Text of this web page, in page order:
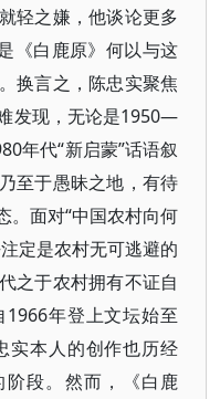
轻之嫌，他谈论更多
《白鹿原》何以与这
换言之，陈忠实聚焦
发现，无论是1950—
年代“新启蒙”话语叙
至于愚昧之地，有待
。面对“中国农村向何
定是农村无可逃避的
之于农村拥有不证自
年登上文坛始至
实本人的创作也历经
阶段。然而，《白鹿